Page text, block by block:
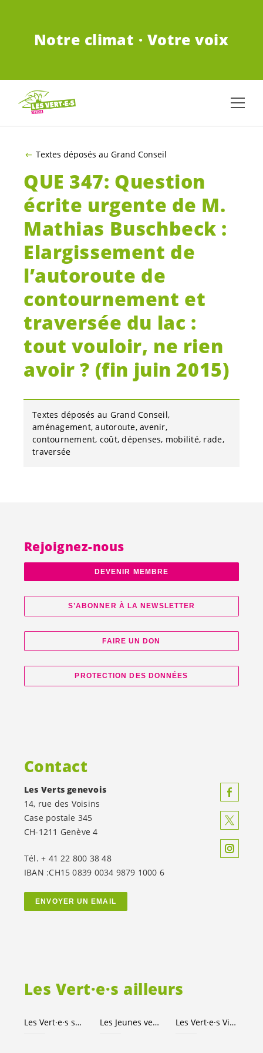
Notre climat · Votre voix
Textes déposés au Grand Conseil
QUE 347: Question
écrite urgente de M.
Mathias Buschbeck :
Elargissement de
l’autoroute de
contournement et
traversée du lac :
tout vouloir, ne rien
avoir ? (fin juin 2015)
Textes déposés au Grand Conseil
aménagement autoroute avenir
contournement coût dépenses mobilité rade
traversée
Les Vert·e·s ailleurs
Les Vert·e·s suisses Les Jeunes vert-e-s Les Vert·e·s Ville de Genève
Rejoignez-nous
DEVENIR MEMBRE
S’ABONNER À LA NEWSLETTER
FAIRE UN DON
PROTECTION DES DONNÉES
Contact
Les Verts genevois
14, rue des Voisins
Case postale 345
CH-1211 Genève 4
Tél. + 41 22 800 38 48
IBAN :CH15 0839 0034 9879 1000 6
ENVOYER UN EMAIL